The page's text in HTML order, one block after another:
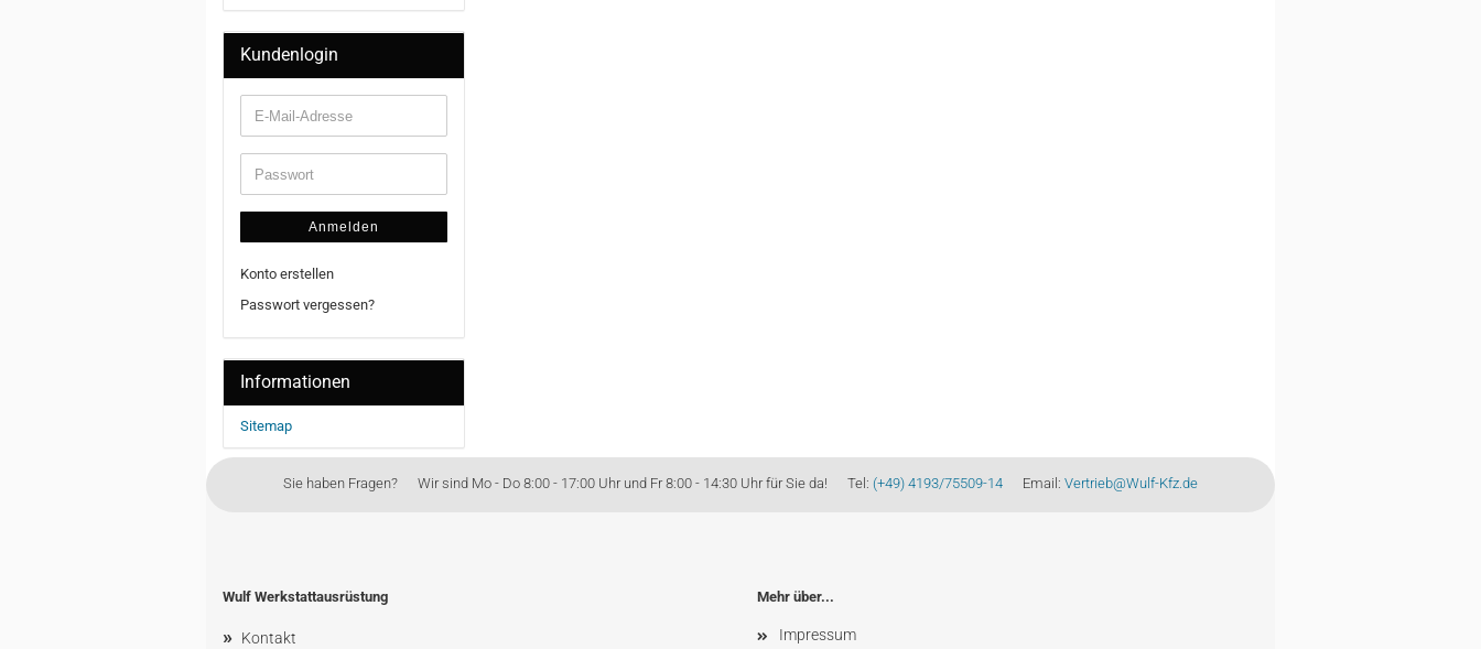
Kundenlogin
Anmelden
Konto erstellen
Passwort vergessen?
Informationen
Sitemap
Sie haben Fragen? Wir sind Mo - Do 8:00 - 17:00 Uhr und Fr 8:00 - 14:30 Uhr für Sie da! Tel: (+49) 4193/75509-14 Email: Vertrieb@Wulf-Kfz.de
Wulf Werkstattausrüstung
» Kontakt
Mehr über...
Impressum